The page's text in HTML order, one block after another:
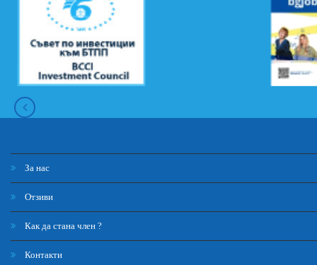
За нас
Отзиви
Как да стана член ?
Контакти